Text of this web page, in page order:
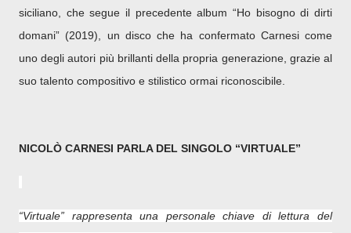
siciliano, che segue il precedente album “Ho bisogno di dirti
domani” (2019), un disco che ha confermato Carnesi come
uno degli autori più brillanti della propria generazione, grazie al
suo talento compositivo e stilistico ormai riconoscibile.
NICOLÒ CARNESI PARLA DEL SINGOLO “VIRTUALE”
“Virtuale” rappresenta una personale chiave di lettura del